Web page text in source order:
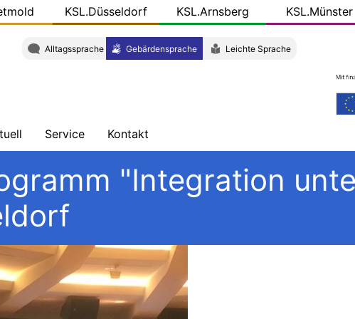
KSL.Düsseldorf KSL.Arnsberg KSL.Münster
Alltagssprache Gebärdensprache Leichte Sprache
Service
Veröffentlichungen
Konkret
Kontakt
Wegbeschreibung
"Integration